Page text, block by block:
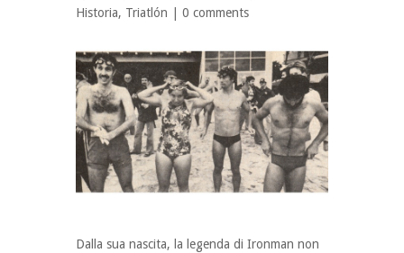
Historia, Triatlón 0 comments
Dalla sua nascita, la legenda di Ironman non